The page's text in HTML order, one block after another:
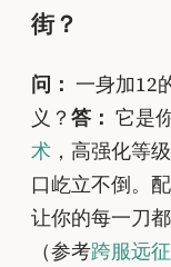
街？
问： 一身加12
义？ 答： 它是
术 ，高强化等
口屹立不倒。
让你的每一刀
（参考跨服远